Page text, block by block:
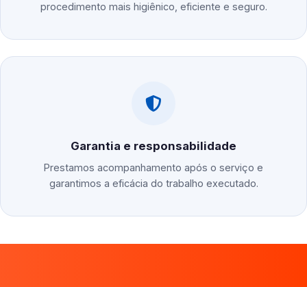
procedimento mais higiênico, eficiente e seguro.
Garantia e responsabilidade
Prestamos acompanhamento após o serviço e
garantimos a eficácia do trabalho executado.